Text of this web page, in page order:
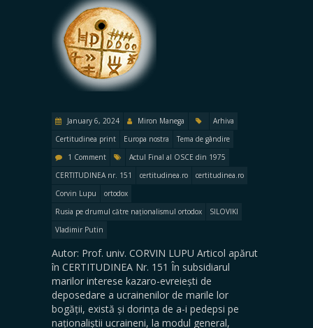
January 6, 2024 Miron Manega
Arhiva
Certitudinea print
Europa nostra
Tema de gândire
1 Comment
Actul Final al OSCE din 1975
CERTITUDINEA nr. 151
certitudinea.ro
certitudinea.ro
Corvin Lupu
ortodox
Rusia pe drumul către naționalismul ortodox
SILOVIKI
Vladimir Putin
Autor: Prof. univ. CORVIN LUPU Articol apărut
în CERTITUDINEA Nr. 151 În subsidiarul
marilor interese kazaro-evreiești de
deposedare a ucrainenilor de marile lor
bogății, există și dorința de a-i pedepsi pe
naționaliștii ucraineni, la modul general,